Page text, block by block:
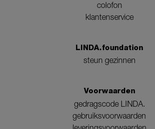
colofon
klantenservice
LINDA.foundation
steun gezinnen
Voorwaarden
gedragscode LINDA.
gebruiksvoorwaarden